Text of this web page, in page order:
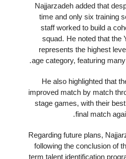
Najjarzadeh added that
time and only six training
staff worked to build a
squad. He noted that the
represents the highest
age category, featuring
He also highlighted that
improved match by match
stage games, with their
final match
Regarding future plans,
following the conclusion of